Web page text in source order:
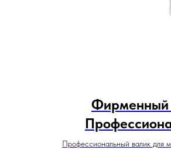
Фирменный
Профессиональный валик для